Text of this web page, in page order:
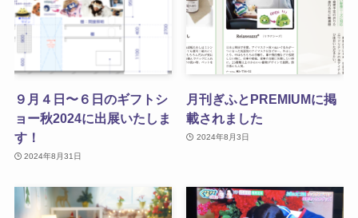
９月４日〜６日のギフトシ
ョー秋2024に出展いたしま
す！
2024年8月31日
月刊ぎふとPREMIUMに掲
載されました
2024年8月3日